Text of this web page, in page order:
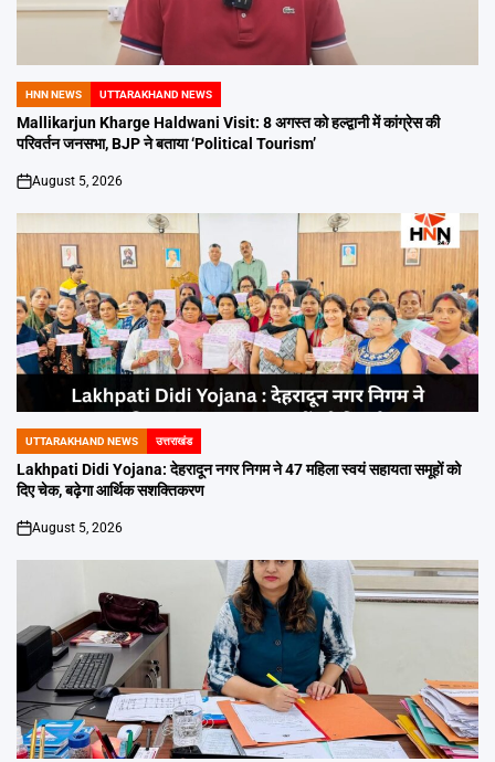
POSTED
IN
HNN NEWS UTTARAKHAND NEWS
Mallikarjun Kharge Haldwani Visit: 8 अगस्त को हल्द्वानी में कांग्रेस की
परिवर्तन जनसभा, BJP ने बताया ‘Political Tourism’
on
August 5, 2026
POSTED
IN
UTTARAKHAND NEWS उत्तराखंड
Lakhpati Didi Yojana: देहरादून नगर निगम ने 47 महिला स्वयं सहायता समूहों को
दिए चेक, बढ़ेगा आर्थिक सशक्तिकरण
on
August 5, 2026